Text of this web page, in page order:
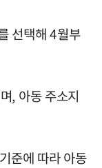
선택해 4월부
, 아동 주소지
준에 따라 아동